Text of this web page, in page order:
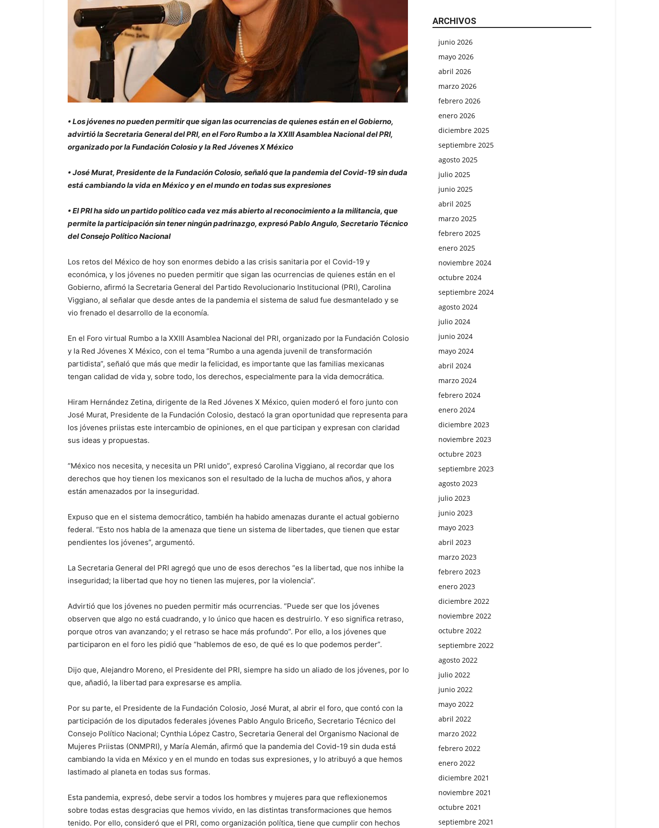
Chihuahua
• Los jóvenes no pueden permitir que sigan las ocurrencias de quienes están en el Gobierno,
advirtió la Secretaria General del PRI, en el Foro Rumbo a la XXIII Asamblea Nacional del PRI,
organizado por la Fundación Colosio y la Red Jóvenes X México
• José Murat, Presidente de la Fundación Colosio, señaló que la pandemia del Covid-19 sin duda
está cambiando la vida en México y en el mundo en todas sus expresiones
• El PRI ha sido un partido político cada vez más abierto al reconocimiento a la militancia, que
permite la participación sin tener ningún padrinazgo, expresó Pablo Angulo, Secretario Técnico
del Consejo Político Nacional
Los retos del México de hoy son enormes debido a las crisis sanitaria por el Covid-19 y
económica, y los jóvenes no pueden permitir que sigan las ocurrencias de quienes están en el
Gobierno, afirmó la Secretaria General del Partido Revolucionario Institucional (PRI), Carolina
Viggiano, al señalar que desde antes de la pandemia el sistema de salud fue desmantelado y se
vio frenado el desarrollo de la economía.
En el Foro virtual Rumbo a la XXIII Asamblea Nacional del PRI, organizado por la Fundación Colosio
y la Red Jóvenes X México, con el tema “Rumbo a una agenda juvenil de transformación
partidista”, señaló que más que medir la felicidad, es importante que las familias mexicanas
tengan calidad de vida y, sobre todo, los derechos, especialmente para la vida democrática.
Hiram Hernández Zetina, dirigente de la Red Jóvenes X México, quien moderó el foro junto con
José Murat, Presidente de la Fundación Colosio, destacó la gran oportunidad que representa para
los jóvenes priistas este intercambio de opiniones, en el que participan y expresan con claridad
sus ideas y propuestas.
“México nos necesita, y necesita un PRI unido”, expresó Carolina Viggiano, al recordar que los
derechos que hoy tienen los mexicanos son el resultado de la lucha de muchos años, y ahora
están amenazados por la inseguridad.
Expuso que en el sistema democrático, también ha habido amenazas durante el actual gobierno
federal. “Esto nos habla de la amenaza que tiene un sistema de libertades, que tienen que estar
pendientes los jóvenes”, argumentó.
La Secretaria General del PRI agregó que uno de esos derechos “es la libertad, que nos inhibe la
inseguridad; la libertad que hoy no tienen las mujeres, por la violencia”.
Advirtió que los jóvenes no pueden permitir más ocurrencias. “Puede ser que los jóvenes
observen que algo no está cuadrando, y lo único que hacen es destruirlo. Y eso significa retraso,
porque otros van avanzando; y el retraso se hace más profundo”. Por ello, a los jóvenes que
participaron en el foro les pidió que “hablemos de eso, de qué es lo que podemos perder”.
Dijo que, Alejandro Moreno, el Presidente del PRI, siempre ha sido un aliado de los jóvenes, por lo
que, añadió, la libertad para expresarse es amplia.
Por su parte, el Presidente de la Fundación Colosio, José Murat, al abrir el foro, que contó con la
participación de los diputados federales jóvenes Pablo Angulo Briceño, Secretario Técnico del
Consejo Político Nacional; Cynthia López Castro, Secretaria General del Organismo Nacional de
Mujeres Priistas (ONMPRI), y María Alemán, afirmó que la pandemia del Covid-19 sin duda está
cambiando la vida en México y en el mundo en todas sus expresiones, y lo atribuyó a que hemos
lastimado al planeta en todas sus formas.
Esta pandemia, expresó, debe servir a todos los hombres y mujeres para que reflexionemos
sobre todas estas desgracias que hemos vivido, en las distintas transformaciones que hemos
tenido. Por ello, consideró que el PRI, como organización política, tiene que cumplir con hechos
ARCHIVOS
junio 2026
mayo 2026
abril 2026
marzo 2026
febrero 2026
enero 2026
diciembre 2025
septiembre 2025
agosto 2025
julio 2025
junio 2025
abril 2025
marzo 2025
febrero 2025
enero 2025
noviembre 2024
octubre 2024
septiembre 2024
agosto 2024
julio 2024
junio 2024
mayo 2024
abril 2024
marzo 2024
febrero 2024
enero 2024
diciembre 2023
noviembre 2023
octubre 2023
septiembre 2023
agosto 2023
julio 2023
junio 2023
mayo 2023
abril 2023
marzo 2023
febrero 2023
enero 2023
diciembre 2022
noviembre 2022
octubre 2022
septiembre 2022
agosto 2022
julio 2022
junio 2022
mayo 2022
abril 2022
marzo 2022
febrero 2022
enero 2022
diciembre 2021
noviembre 2021
octubre 2021
septiembre 2021